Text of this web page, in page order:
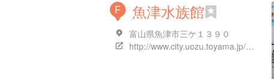
F 魚津水族館
富山県魚津市三ケ１３９０
http://www.city.uozu.toyama.jp/suizoku/